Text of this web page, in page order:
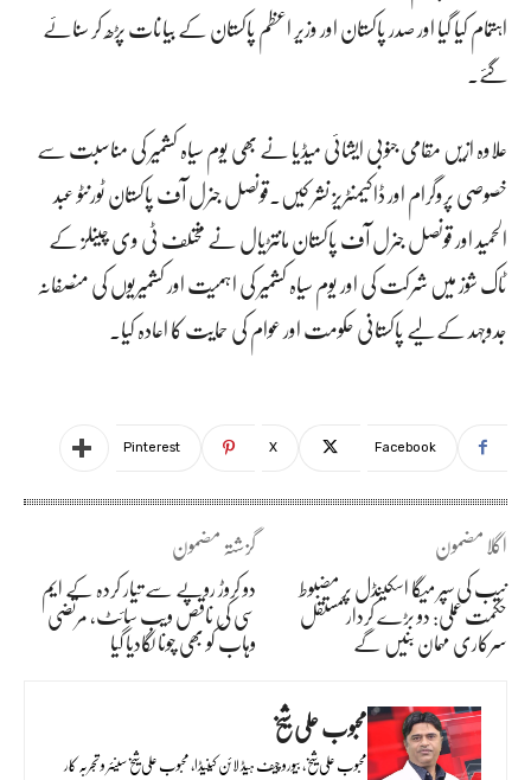
اہتمام کیا گیا اور صدر پاکستان اور وزیر اعظم پاکستان کے بیانات پڑھ کر سنائے
گئے۔
علاوہ ازیں مقامی جنوبی ایشائی میڈیا نے بھی یوم سیاہ کشمیر کی مناسبت سے
خصوصی پروگرام اور ڈاکیمنٹریز نشر کیں۔قونصل جنرل آف پاکستان ٹورنٹو عبد
الحمید اور قونصل جنرل آف پاکستان مانتڑیال نے مختلف ٹی وی چینلز کے
ٹاک شوز میں شرکت کی اور یوم سیاہ کشمیر کی اہمیت اور کشمیریوں کی منصفانہ
جدوجہد کے لیے پاکستانی حکومت اور عوام کی حمایت کا اعادہ کیا۔
Facebook
X
Pinterest
گزشتہ مضمون
دو کروڑ روپے سے تیار کردہ کے ایم
سی کی ناقص ویب سائٹ، مرتضی
وہاب کو بھی چونا لگادیا گیا
اگلا مضمون
نیب کی سپر میگا اسکینڈل پر مضبوط
حکمت عملی: دو بڑے کردار مستقل
سرکاری مہمان بنیں گے
محبوب علی شیخ
محبوب علی شیخ، بیورو چیف ہیڈ لائن کینیڈا، محبوب علی شیخ سینئر و تجربہ کار